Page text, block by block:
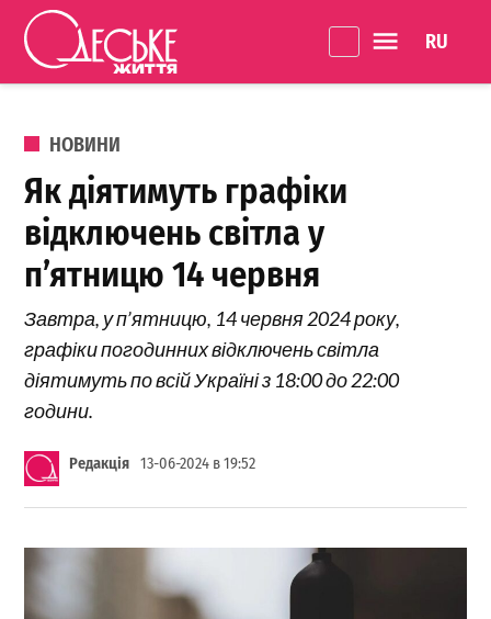
Перейти до вмісту
Життя
ОПУБЛІКОВАНО В
НОВИНИ
Як діятимуть графіки
відключень світла у
п’ятницю 14 червня
Завтра, у п’ятницю, 14 червня 2024 року,
графіки погодинних відключень світла
діятимуть по всій Україні з 18:00 до 22:00
години.
Редакція 13-06-2024 в 19:52